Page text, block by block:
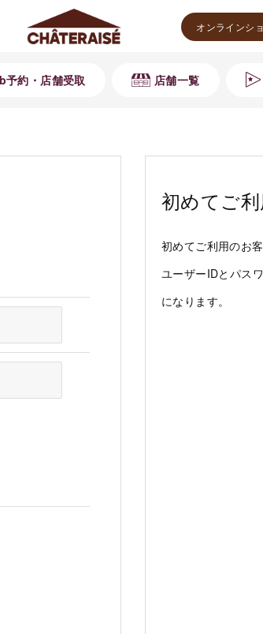
オンラインシ
予約・店舗受取 店舗一覧
初めてご
初めてご利用のお
ユーザーIDとパス
になります。